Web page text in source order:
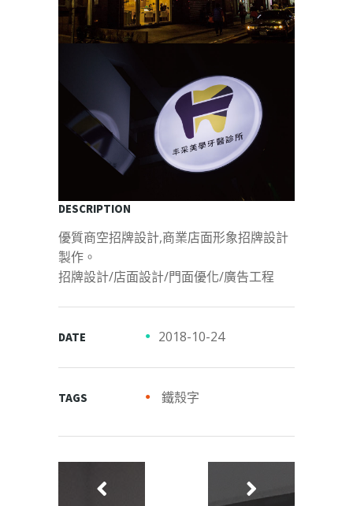
DESCRIPTION
優質商空招牌設計,商業店面形象招牌設計
製作。
招牌設計/店面設計/門面優化/廣告工程
DATE 2018-10-24
TAGS 鐵殼字